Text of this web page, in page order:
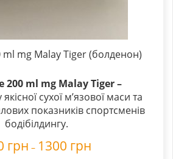
mg Malay Tiger (болденон)
200 ml mg Malay Tiger –
сухої м’язової маси та
показників спортсменів
бодібілдингу.
грн – 1300 грн